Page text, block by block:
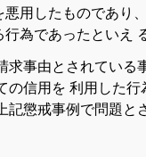
悪用 した ものであり
行為であった と いえ
求事由と されている
の信用 を 利用 した行
上記懲戒事例 で問題 と